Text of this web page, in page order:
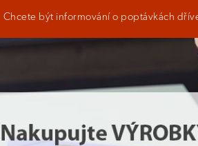
Chcete být informování o poptávkách